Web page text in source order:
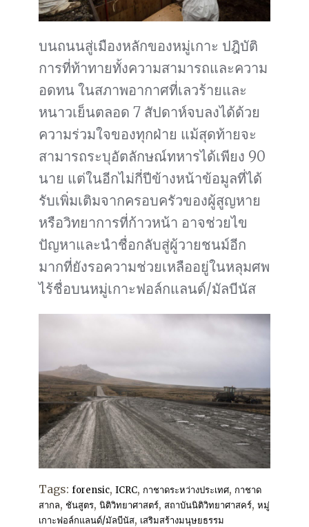
บนถนนสู่เมืองหลักของหมู่เกาะ ปฎิบัติ
การที่ท้าทายทั้งความสามารถและความ
อดทน ในสภาพอากาศที่เลวร้ายและ
หนาวเย็นตลอด 7 สัปดาห์จบลงได้ด้วย
ความร่วมใจของทุกฝ่าย แม้สุดท้ายจะ
สามารถระบุอัตลักษณ์ทหารได้เพียง 90
นาย แต่ในอีกไม่กี่ปีข้างหน้าข้อมูลที่ได้
รับเพิ่มเติมจากครอบครัวของผู้สูญหาย
หรือวิทยาการที่ก้าวหน้า อาจช่วยไข
ปัญหาและนำชื่อกลับสู่ผู้วายชนม์อีก
มากที่ยังรอความช่วยเหลืออยู่ในหลุมศพ
ไร้ชื่อบนหมู่เกาะฟอล์กแลนด์/มัลบีนัส
Tags: forensic, ICRC, กาชาดระหว่างประเทศ, กาชาด
สากล, ชันสูตร, นิติวิทยาศาสตร์, สถาบันนิติวิทยาศาสคร์, หมู่
เกาะฟอล์กแลนด์/มัลบีนัส, เสริมสร้างมนุษยธรรม